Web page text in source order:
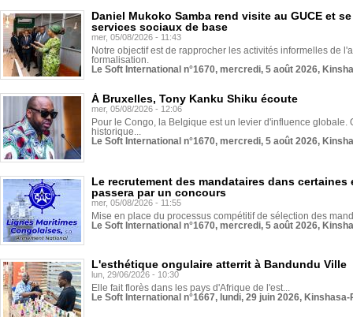
Daniel Mukoko Samba rend visite au GUCE et
services sociaux de base
mer, 05/08/2026 - 11:43
Notre objectif est de rapprocher les activités informelles de
formalisation.
Le Soft International n°1670, mercredi, 5 août 2026,
À Bruxelles, Tony Kanku Shiku écoute
mer, 05/08/2026 - 12:06
Pour le Congo, la Belgique est un levier d'influence globale.
historique...
Le Soft International n°1670, mercredi, 5 août 2026,
Le recrutement des mandataires dans
passera par un concours
mer, 05/08/2026 - 11:55
Mise en place du processus compétitif de sélection des
Le Soft International n°1670, mercredi, 5 août 2026,
L'esthétique ongulaire atterrit à Bandundu Ville
lun, 29/06/2026 - 10:30
Elle fait florès dans les pays d'Afrique de l'est...
Le Soft International n°1667, lundi, 29 juin 2026,